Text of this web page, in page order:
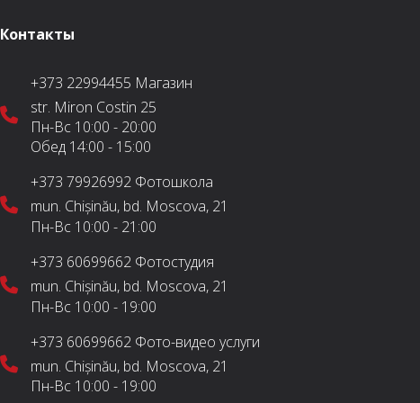
Контакты
+373 22994455 Магазин
str. Miron Costin 25
Пн-Вс 10:00 - 20:00
Обед 14:00 - 15:00
+373 79926992 Фотошкола
mun. Chișinău, bd. Moscova, 21
Пн-Вс 10:00 - 21:00
+373 60699662 Фотостудия
mun. Chișinău, bd. Moscova, 21
Пн-Вс 10:00 - 19:00
+373 60699662 Фото-видео услуги
mun. Chișinău, bd. Moscova, 21
Пн-Вс 10:00 - 19:00